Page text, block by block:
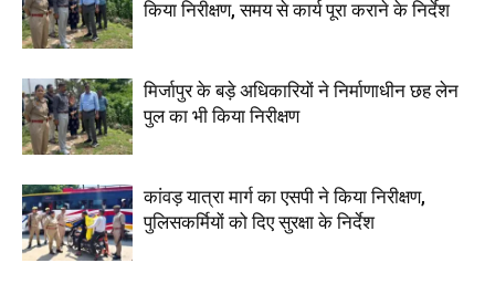
किया निरीक्षण, समय से कार्य पूरा कराने के निर्देश
मिर्जापुर के बड़े अधिकारियों ने निर्माणाधीन छह लेन
पुल का भी किया निरीक्षण
कांवड़ यात्रा मार्ग का एसपी ने किया निरीक्षण,
पुलिसकर्मियों को दिए सुरक्षा के निर्देश